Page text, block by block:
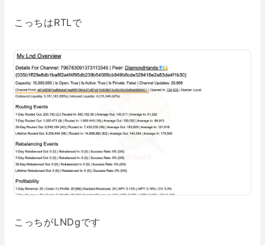
こっちはRTLで
こっちがLNDgです